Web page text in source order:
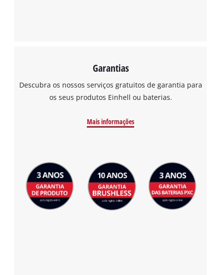
Garantias
Descubra os nossos serviços gratuitos de garantia para
os seus produtos Einhell ou baterias.
Mais informações